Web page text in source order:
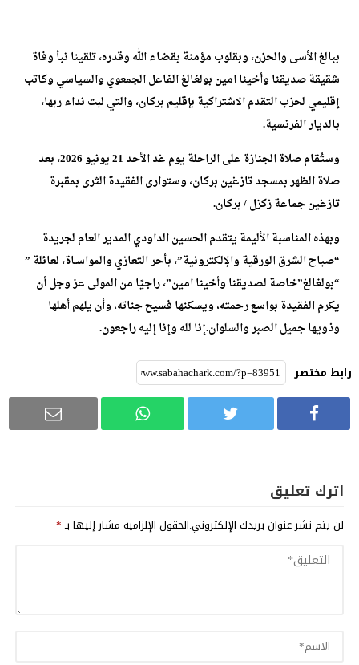
ببالغ الأسى والحزن، وبقلوب مؤمنة بقضاء الله وقدره، تلقينا نبأ وفاة
شقيقة صديقنا وأخينا امين بولغالغ الفاعل الجمعوي والسياسي وكاتب
إقليمي لحزب التقدم الاشتراكية بإقليم بركان، والتي لبت نداء ربها،
بالديار الفرنسية.
وستُقام صلاة الجنازة على الراحلة يوم غد الأحد 21 يونيو 2026، بعد
صلاة الظهر بمسجد تازغين بركان، وستوارى الفقيدة الثرى بمقبرة
تازغين جماعة زكزل / بركان.
وبهذه المناسبة الأليمة يتقدم الحسين الداودي المدير العام لجريدة
“صباح الشرق الورقية والإلكترونية”، بأحر التعازي والمواسـاة، لعائلة ”
“بولغالغ”خاصة لصديقنا وأخينا امين”، راجيًا من المولى عز وجل أن
يكرم الفقيدة بواسع رحمته، ويسكنها فسيح جناته، وأن يلهم أهلها
وذويها جميل الصبر والسلوان.إنا لله وإنا إليه راجعون.
رابط مختصر
اترك تعليق
لن يتم نشر عنوان بريدك الإلكتروني.الحقول الإلزامية مشار إليها بـ*